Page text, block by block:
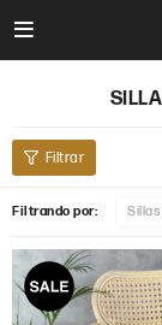

Filtrando por: